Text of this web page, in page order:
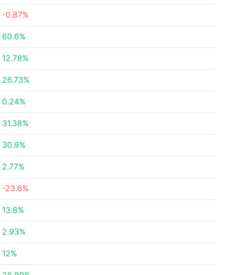
-0.87%
60.6%
12.78%
26.73%
0.24%
31.38%
30.9%
2.77%
-23.6%
13.8%
2.93%
12%